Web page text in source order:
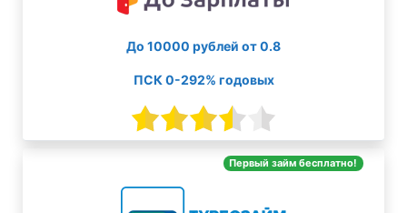
До 10000 рублей от 0.8
ПСК 0-292% годовых
Первый займ бесплатно!